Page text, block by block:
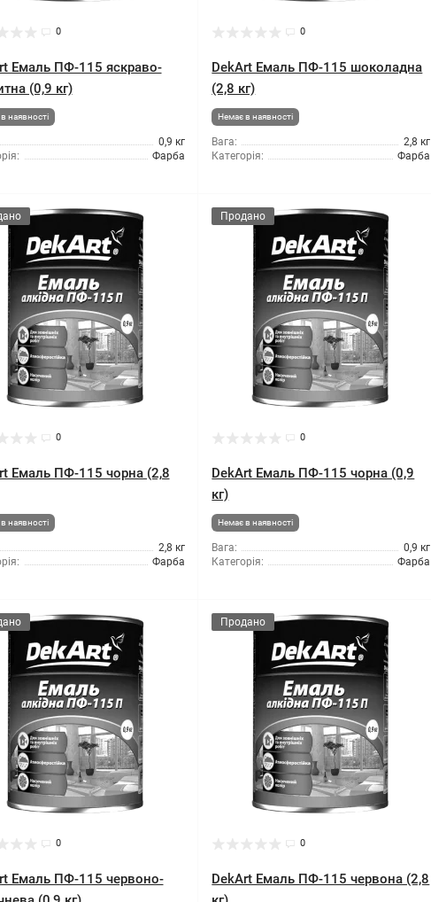
0
Емаль ПФ-115 яскраво-
(0,9 кг)
наявності
0,9 кг
Фарба
0
DekArt Емаль ПФ-115 шоколадна
(2,8 кг)
Немає в наявності
Вага:
2,8 кг
Категорія:
Фарба
0
Емаль ПФ-115 чорна (2,8
наявності
2,8 кг
Фарба
Продано
0
DekArt Емаль ПФ-115 чорна (0,9
кг)
Немає в наявності
Вага:
0,9 кг
Категорія:
Фарба
0
Емаль ПФ-115 червоно-
Продано
0
DekArt Емаль ПФ-115 червона (2,8